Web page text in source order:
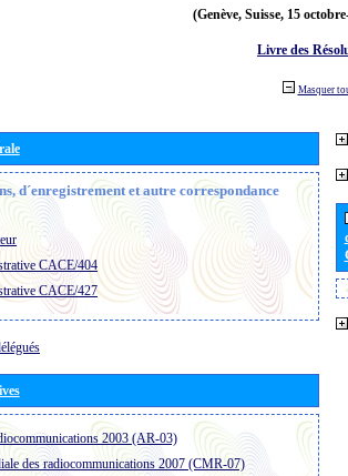
(Genève, Suisse, 15
Livre des
Masquer
d´enregistrement et autre correspondance
CACE/404
CACE/427
2003 (AR-03)
des radiocommunications 2007 (CMR-07)